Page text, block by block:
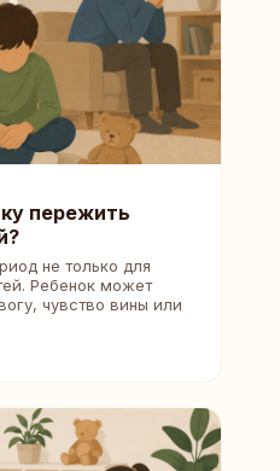
пережить
не только для
Ребенок может
чувство вины или